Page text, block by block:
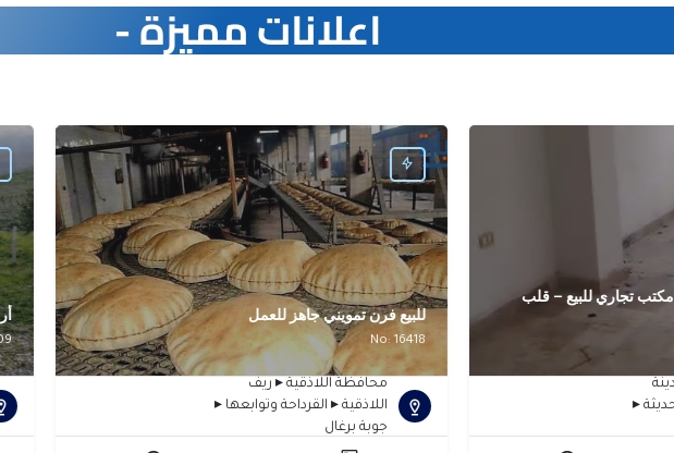
اعلانات مميزة -أس
للبيع فرن تمويني جاهز للعمل
No: 16418
محافظة اللاذقية ▸ ريف
اللاذقية ▸ القرداحة وتوابعها ▸
جوبة برغال
| مكتب تجاري للبيع – قلب
▸